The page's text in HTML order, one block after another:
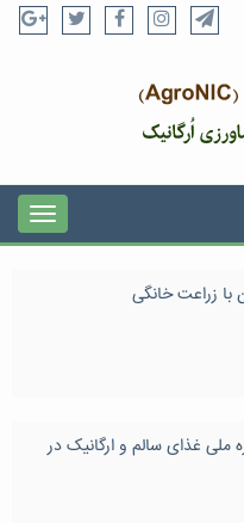
زراعت خانگی
ملی غذای سالم و ارگانیک در